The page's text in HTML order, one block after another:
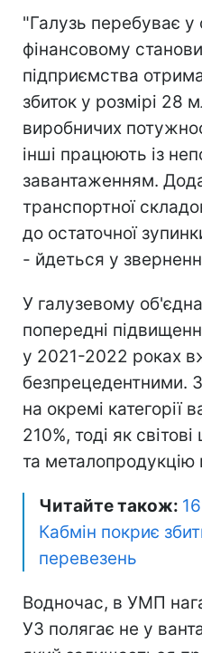
"Галузь перебуває
фінансовому
підприємства
збиток у розмірі 28
виробничих
інші працюють із
завантаженням.
транспортної
до остаточної
- йдеться у
У галузевому
попередні
у 2021-2022 роках
безпрецедентними.
на окремі категорії
210%, тоді як
та
Читайте також:
Кабмін покриє
перевезень
Водночас, в УМП
УЗ полягає не у